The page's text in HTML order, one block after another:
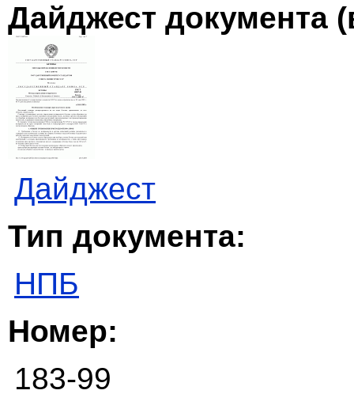
Дайджест документа
Дайджест
Тип документа:
НПБ
Номер:
183-99